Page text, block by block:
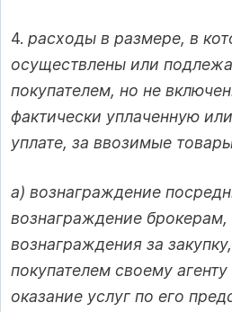
4. расходы в размере, в
осуществлены или
покупателем, но не
фактически уплаченную
уплате, за ввозимые
а) вознаграждение
вознаграждение
вознаграждения за
покупателем своему
оказание услуг по его